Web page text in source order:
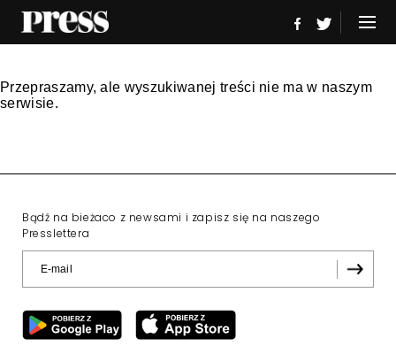
Przepraszamy, ale wyszukiwanej treści nie ma w naszym
serwisie.
Bądź na bieżaco z newsami i zapisz się na naszego
Presslettera